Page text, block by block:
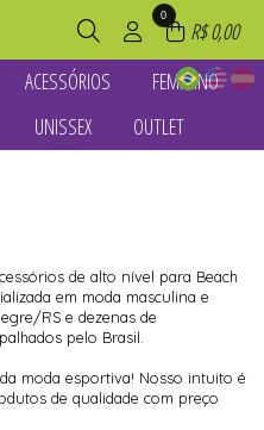
0
R$ 0,00
ACESSÓRIOS FEMININO
UNISSEX OUTLET
de alto nível para Beach
em moda masculina e
RS e dezenas de
pelo Brasil.
moda esportiva! Nosso intuito é
de qualidade com preço